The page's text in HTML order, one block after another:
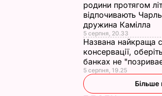
родини протягом
відпочивають
дружина Камілла
5 серпня, 20.33
Названа найкраща
консервації,
банках не
5 серпня, 19.25
Більше